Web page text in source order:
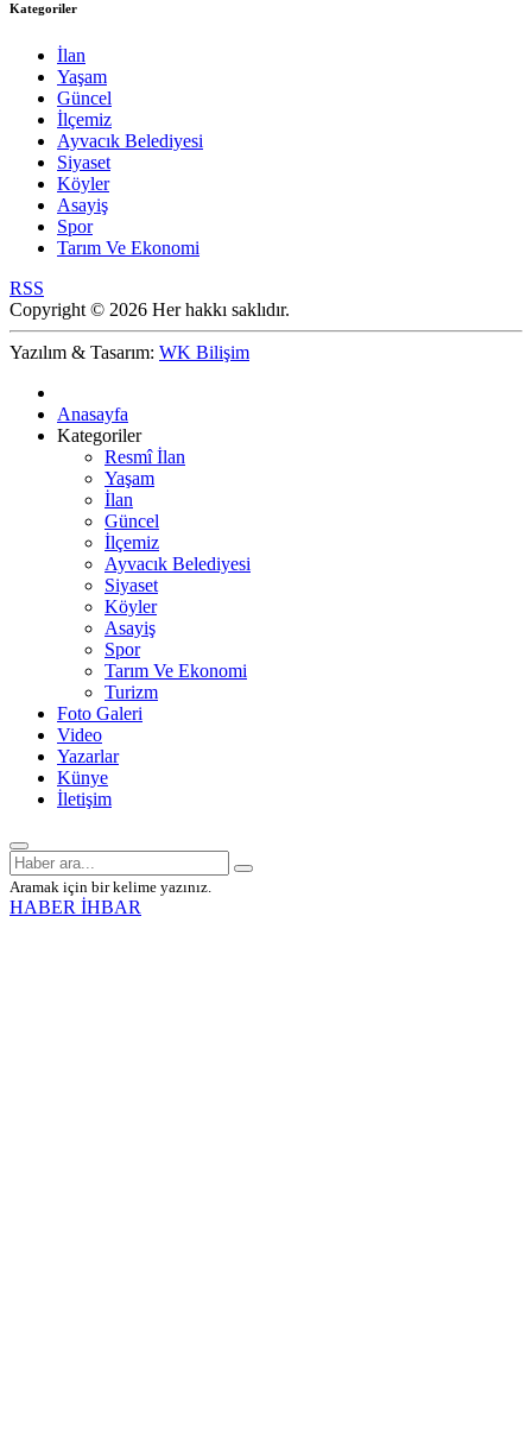
Kategoriler
İlan
Yaşam
Güncel
İlçemiz
Ayvacık Belediyesi
Siyaset
Köyler
Asayiş
Spor
Tarım Ve Ekonomi
RSS
Copyright © 2026 Her hakkı saklıdır.
Yazılım & Tasarım: WK Bilişim
Anasayfa
Kategoriler
Resmî İlan
Yaşam
İlan
Güncel
İlçemiz
Ayvacık Belediyesi
Siyaset
Köyler
Asayiş
Spor
Tarım Ve Ekonomi
Turizm
Foto Galeri
Video
Yazarlar
Künye
İletişim
Aramak için bir kelime yazınız.
HABER İHBAR